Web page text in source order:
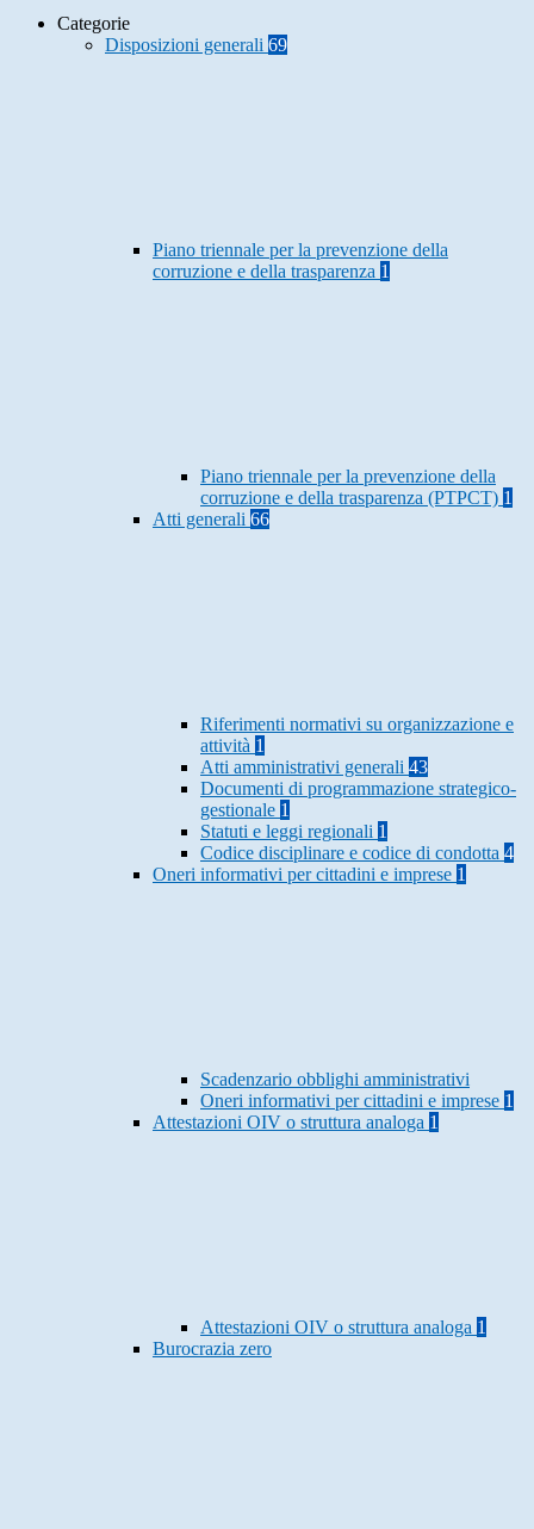
Categorie
Disposizioni generali 69
Piano triennale per la prevenzione della
corruzione e della trasparenza 1
Piano triennale per la prevenzione della
corruzione e della trasparenza (PTPCT) 1
Atti generali 66
Riferimenti normativi su organizzazione e
attività 1
Atti amministrativi generali 43
Documenti di programmazione strategico-
gestionale 1
Statuti e leggi regionali 1
Codice disciplinare e codice di condotta 4
Oneri informativi per cittadini e imprese 1
Scadenzario obblighi amministrativi
Oneri informativi per cittadini e imprese 1
Attestazioni OIV o struttura analoga 1
Attestazioni OIV o struttura analoga 1
Burocrazia zero